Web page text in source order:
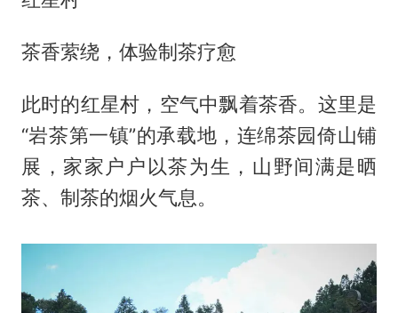
茶香萦绕，体验制茶疗愈
此时的红星村，空气中飘着茶香。这里是
“岩茶第一镇”的承载地，连绵茶园倚山铺
展，家家户户以茶为生，山野间满是晒
茶、制茶的烟火气息。